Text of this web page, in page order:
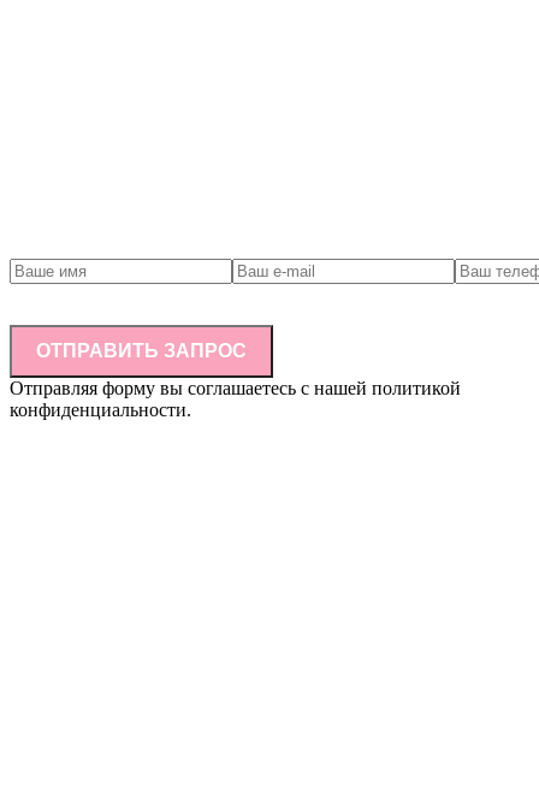
ОТПРАВИТЬ ЗАПРОС
Отправляя форму вы соглашаетесь с нашей политикой
конфиденциальности.